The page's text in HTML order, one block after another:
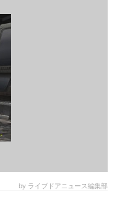
by ライブドアニュース編集部